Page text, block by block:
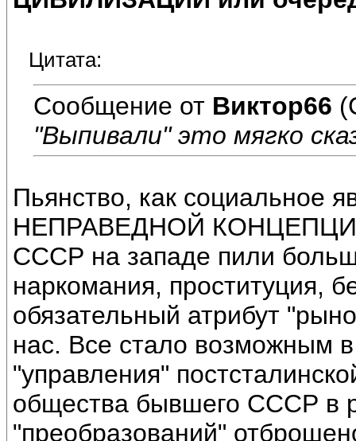
Цитата:
Сообщение от Виктор66
"Выпивали" это мягко
Пьянство, как социальное
НЕПРАВЕДНОЙ
СССР на западе пили
наркомания, проституция,
обязательный атрибут
нас. Все стало возможным в
"управления"
общества бывшего СССР в
"преобразований"